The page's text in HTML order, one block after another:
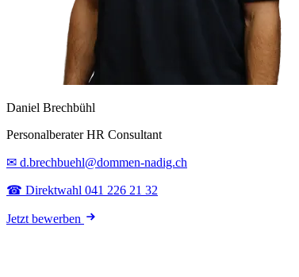
Daniel Brechbühl
Personalberater HR Consultant
✉ d.brechbuehl@dommen-nadig.ch
☎ Direktwahl 041 226 21 32
Jetzt bewerben